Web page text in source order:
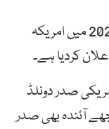
واشنگٹن: امریکی صدر ڈونلڈ ٹرمپ نے 2020 میں امریکہ
کردیا ہے۔
صدر دونلڈ
آئندہ بھی صدر